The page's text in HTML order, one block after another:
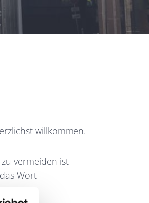
willkommen.
vermeiden ist
Wort